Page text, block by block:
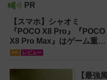
PR
【スマホ】シャオミ
『POCO X8 Pro』『POCO
X8 Pro Max』はゲーム重視
ならコスパ最強クラス！
PR レビュー
【最強